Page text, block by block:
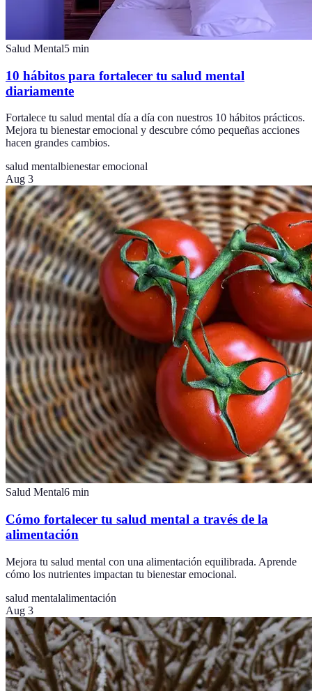
Salud Mental5 min
10 hábitos para fortalecer tu salud mental
diariamente
Fortalece tu salud mental día a día con nuestros 10 hábitos prácticos.
Mejora tu bienestar emocional y descubre cómo pequeñas acciones
hacen grandes cambios.
salud mentalbienestar emocional
Aug 3
Salud Mental6 min
Cómo fortalecer tu salud mental a través de la
alimentación
Mejora tu salud mental con una alimentación equilibrada. Aprende
cómo los nutrientes impactan tu bienestar emocional.
salud mentalalimentación
Aug 3